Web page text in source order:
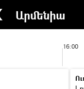
Արմենիա
16:00